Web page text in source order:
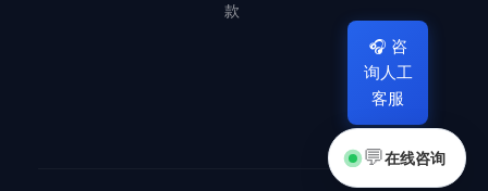
款
🎧 咨
询人工
客服
💬在线咨询